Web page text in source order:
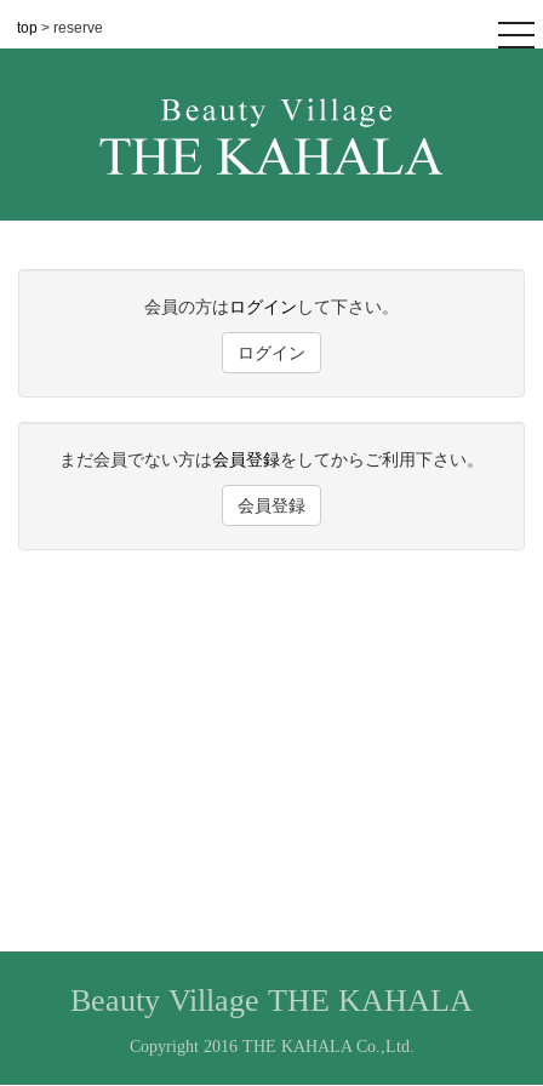
top > reserve
会員の方はログイン して下さい。
ログイン
まだ会員でない方は会員登録をしてからご利用下さい。
会員登録
Beauty Village THE KAHALA
Copyright 2016 THE KAHALA Co.,Ltd.